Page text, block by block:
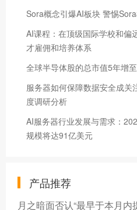
Sora概念引爆AI板块 警惕
AI课程：在顶级国际学校和偏
才雇佣和培养体系
全球半导体股的总市值5年增
服务器如何保障数据安全成关
度调研分析
AI服务器行业发展与需求：
规模将达91亿美元
产品推荐
月之暗面否认“最早于本月内